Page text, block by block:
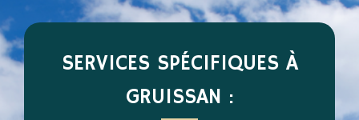
SERVICES SPÉCIFIQUES À
GRUISSAN :